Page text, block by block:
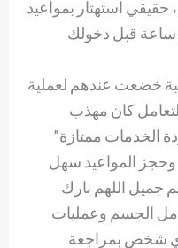
9 صباحًا، حقيقي استهتار بمواعيد
ساعة قبل دخولك
خضعت عندهم لعملية
كان مهذب
الخدمات ممتازة”
وحجز المواعيد سهل
جميل اللهم بارك
الجسم وعمليات
شخص بمراجعة